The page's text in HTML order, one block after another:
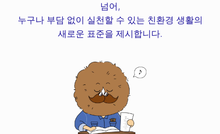
넘어,
누구나 부담 없이 실천할 수 있는 친환경 생활의
새로운 표준을 제시합니다.